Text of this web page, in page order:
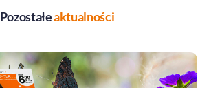
Pozostałeaktualności